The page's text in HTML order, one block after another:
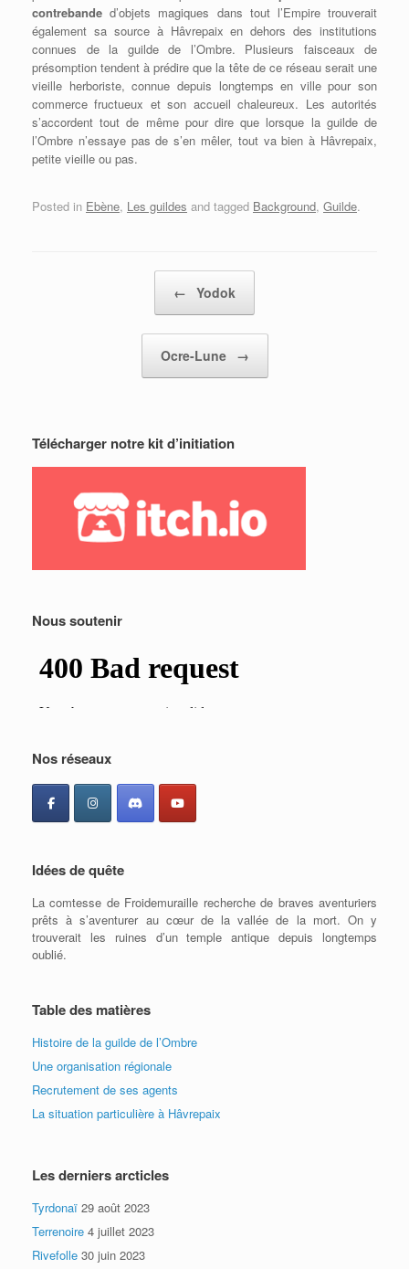
contrebande d’objets magiques dans tout l’Empire trouverait
également sa source à Hâvrepaix en dehors des institutions
connues de la guilde de l’Ombre. Plusieurs faisceaux de
présomption tendent à prédire que la tête de ce réseau serait une
vieille herboriste, connue depuis longtemps en ville pour son
commerce fructueux et son accueil chaleureux. Les autorités
s’accordent tout de même pour dire que lorsque la guilde de
l’Ombre n’essaye pas de s’en mêler, tout va bien à Hâvrepaix,
petite vieille ou pas.
Posted in Ebène, Les guildes and tagged Background, Guilde.
← Yodok
Ocre-Lune →
Télécharger notre kit d’initiation
Nous soutenir
Nos réseaux
Idées de quête
La comtesse de Froidemuraille recherche de braves aventuriers
prêts à s’aventurer au cœur de la vallée de la mort. On y
trouverait les ruines d’un temple antique depuis longtemps
oublié.
Table des matières
Histoire de la guilde de l’Ombre
Une organisation régionale
Recrutement de ses agents
La situation particulière à Hâvrepaix
Les derniers arcticles
Tyrdonaï 29 août 2023
Terrenoire 4 juillet 2023
Rivefolle 30 juin 2023